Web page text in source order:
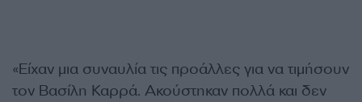
«Είχαν μια συναυλία τις προάλλες για να τιμήσουν
τον Βασίλη Καρρά. Ακούστηκαν πολλά και δεν